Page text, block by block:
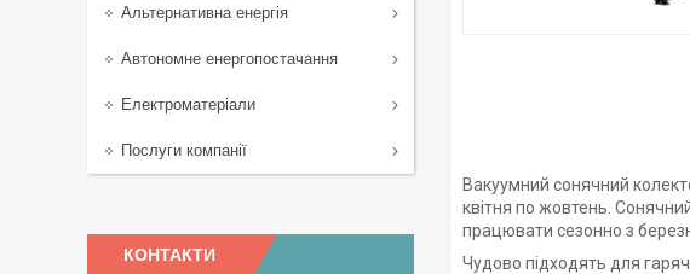
Вакуумний сонячний
квітня по жовтень.
працювати сезонно з
Чудово підходять для
Альтернативна енергія
Автономне енергопостачання
Електроматеріали
Послуги компанії
КОНТАКТИ